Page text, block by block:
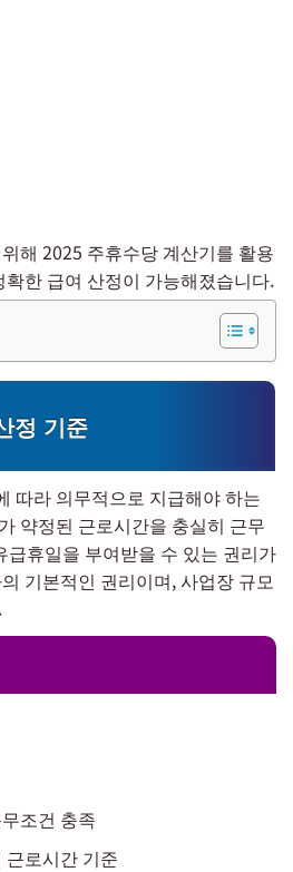
해 2025 주휴수당 계산기를 활용
한 급여 산정이 가능해졌습니다.
정 기준
따라 의무적으로 지급해야 하는
약정된 근로시간을 충실히 근무
급휴일을 부여받을 수 있는 권리가
기본적인 권리이며, 사업장 규모
조건 충족
로시간 기준